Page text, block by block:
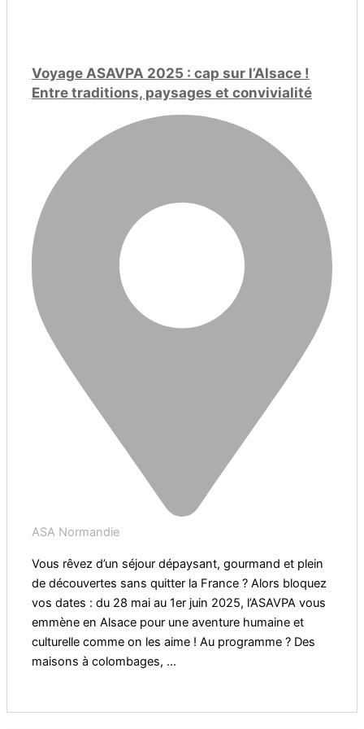
Voyage ASAVPA 2025 : cap sur l’Alsace !
Entre traditions, paysages et convivialité
ASA Normandie
Vous rêvez d’un séjour dépaysant, gourmand et plein
de découvertes sans quitter la France ? Alors bloquez
vos dates : du 28 mai au 1er juin 2025, l’ASAVPA vous
emmène en Alsace pour une aventure humaine et
culturelle comme on les aime ! Au programme ? Des
maisons à colombages, ...